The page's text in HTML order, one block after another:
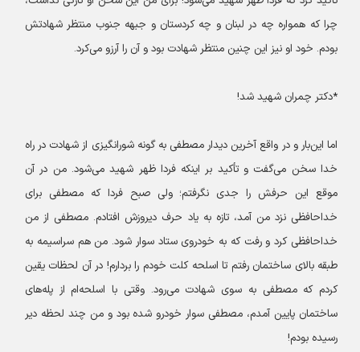
چرا که همواره چه در لبنان و چه کردستان و جبهه جنوب منتظر شهادتش
بودم. خود او نیز این چنین منتظر شهادت بود و آن را آرزو می‌کرد.
*دکتر چمران شهید شد!
اما این‌بار و در واقع آخرین دیدار مصطفی به گونه شورانگیزی از شهادت در راه
خدا سخن می‌گفت و تأکید بر اینکه فردا ظهر شهید می‌شود. من در آن
موقع این حرفش را جدی نگرفتم؛ ولی صبح فردا که مصطفی برای
خداحافظی نزد من آمد، تازه به یاد حرف دیروزش افتادم. مصطفی از من
خداحافظی کرد و رفت که به خودروی ستاد سوار شود. من هم سراسیمه به
طبقه بالای ساختمان رفتم تا اسلحه کلت خودم را بردارم! در آن لحظات یقین
کردم که مصطفی به سوی شهادت می‌رود. وقتی با اسلحه‌ام از پله‌های
ساختمان پایین آمدم، مصطفی سوار خودرو شده بود و من چند لحظه دیر
رسیده بودم!